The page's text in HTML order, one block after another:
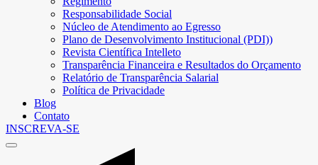
Responsabilidade Social
Núcleo de Atendimento ao Egresso
Plano de Desenvolvimento Institucional (PDI))
Revista Científica Intelleto
Transparência Financeira e Resultados do Orçamento
Relatório de Transparência Salarial
Política de Privacidade
Blog
Contato
INSCREVA-SE